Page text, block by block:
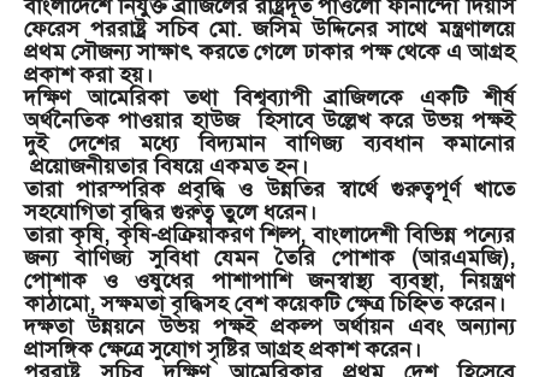
বাংলাদেশে নিযুক্ত ব্রাজিলের রাষ্ট্রদূত পাওলো ফার্নান্দো দিয়াস
ফেরেস পররাষ্ট্র সচিব মো. জসিম উদ্দিনের সাথে মন্ত্রণালয়ে
প্রথম সৌজন্য সাক্ষাৎ করতে গেলে ঢাকার পক্ষ থেকে এ আগ্রহ
প্রকাশ করা হয়।
দক্ষিণ আমেরিকা তথা বিশ্বব্যাপী ব্রাজিলকে একটি শীর্ষ
অর্থনৈতিক পাওয়ার হাউজ হিসাবে উল্লেখ করে উভয় পক্ষই
দুই দেশের মধ্যে বিদ্যমান বাণিজ্য ব্যবধান কমানোর
প্রয়োজনীয়তার বিষয়ে একমত হন।
তারা পারস্পরিক প্রবৃদ্ধি ও উন্নতির স্বার্থে গুরুত্বপূর্ণ খাতে
সহযোগিতা বৃদ্ধির গুরুত্ব তুলে ধরেন।
তারা কৃষি, কৃষি-প্রক্রিয়াকরণ শিল্প, বাংলাদেশী বিভিন্ন পন্যের
জন্য বাণিজ্য সুবিধা যেমন তৈরি পোশাক (আরএমজি),
পোশাক ও ওষুধের পাশাপাশি জনস্বাস্থ্য ব্যবস্থা, নিয়ন্ত্রণ
কাঠামো, সক্ষমতা বৃদ্ধিসহ বেশ কয়েকটি ক্ষেত্র চিহ্নিত করেন।
দক্ষতা উন্নয়নে উভয় পক্ষই প্রকল্প অর্থায়ন এবং অন্যান্য
প্রাসঙ্গিক ক্ষেত্রে সুযোগ সৃষ্টির আগ্রহ প্রকাশ করেন।